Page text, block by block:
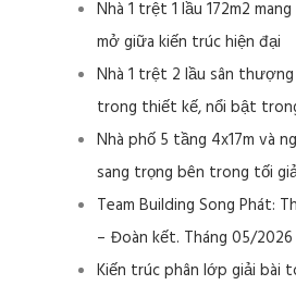
Nhà 1 trệt 1 lầu 172m2
mở giữa kiến trúc hiện đại
Nhà 1 trệt 2 lầu sân thượng
trong thiết kế, nổi bật
Nhà phố 5 tầng 4x17m và
sang trọng bên trong tối
Team Building Song Phát:
– Đoàn kết. Tháng 05/2026
Kiến trúc phân lớp giải bài